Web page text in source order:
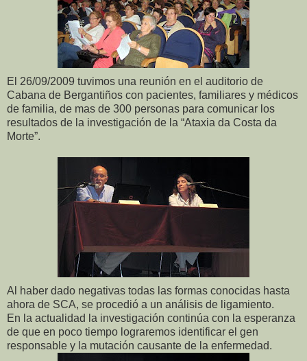
El 26/09/2009 tuvimos una reunión en el auditorio de
Cabana de Bergantiños con pacientes, familiares y médicos
de familia, de mas de 300 personas para comunicar los
resultados de la investigación de la “Ataxia da Costa da
Morte”.
Al haber dado negativas todas las formas conocidas hasta
ahora de SCA, se procedió a un análisis de ligamiento.
En la actualidad la investigación continúa con la esperanza
de que en poco tiempo lograremos identificar el gen
responsable y la mutación causante de la enfermedad.